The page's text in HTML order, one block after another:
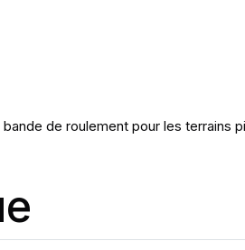
de roulement pour les terrains